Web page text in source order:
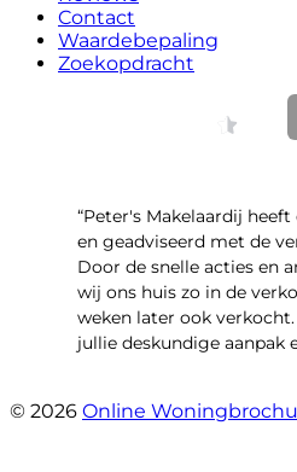
Contact
Waardebepaling
Zoekopdracht
“Peter's Makelaardij
en geadviseerd met de
Door de snelle acties en
wij ons huis zo in de
weken later ook
jullie deskundige aanpak
© 2026 Online